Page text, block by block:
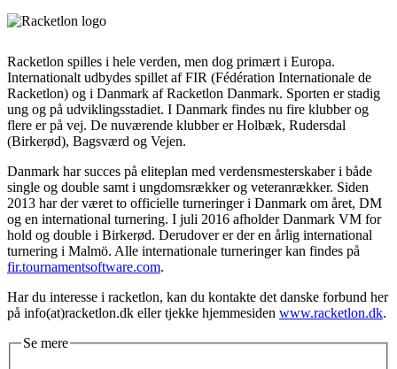
Racketlon spilles i hele verden, men dog primært i Europa.
Internationalt udbydes spillet af FIR (Fédération Internationale de
Racketlon) og i Danmark af Racketlon Danmark. Sporten er stadig
ung og på udviklingsstadiet. I Danmark findes nu fire klubber og
flere er på vej. De nuværende klubber er Holbæk, Rudersdal
(Birkerød), Bagsværd og Vejen.
Danmark har succes på eliteplan med verdensmesterskaber i både
single og double samt i ungdomsrækker og veteranrækker. Siden
2013 har der været to officielle turneringer i Danmark om året, DM
og en international turnering. I juli 2016 afholder Danmark VM for
hold og double i Birkerød. Derudover er der en årlig international
turnering i Malmö. Alle internationale turneringer kan findes på
fir.tournamentsoftware.com.
Har du interesse i racketlon, kan du kontakte det danske forbund her
på info(at)racketlon.dk eller tjekke hjemmesiden www.racketlon.dk.
Se mere